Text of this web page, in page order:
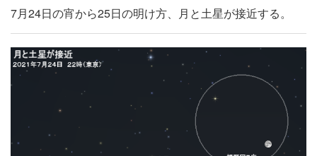
7月24日の宵から25日の明け方、月と土星が接近する。